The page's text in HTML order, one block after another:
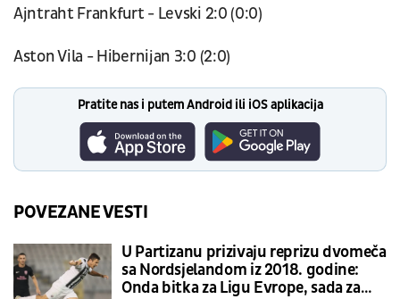
Ajntraht Frankfurt - Levski 2:0 (0:0)
Aston Vila - Hibernijan 3:0 (2:0)
Pratite nas i putem Android ili iOS aplikacija
POVEZANE VESTI
U Partizanu prizivaju reprizu dvomeča
sa Nordsjelandom iz 2018. godine:
Onda bitka za Ligu Evrope, sada za